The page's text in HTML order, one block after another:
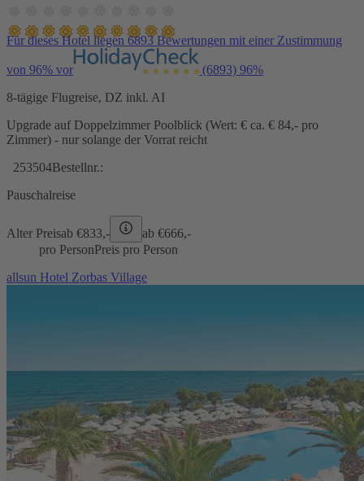
Für dieses Hotel liegen 6893 Bewertungen mit einer Zustimmung
von 96% vor (6893) 96%
8-tägige Flugreise, DZ inkl. AI
Upgrade auf Doppelzimmer Poolblick (Wert: € ca. € 84,- pro
Zimmer) - nur solange der Vorrat reicht
253504Bestellnr.:
Pauschalreise
Alter Preisab €833,- ab €666,-
pro PersonPreis pro Person
allsun Hotel Zorbas Village